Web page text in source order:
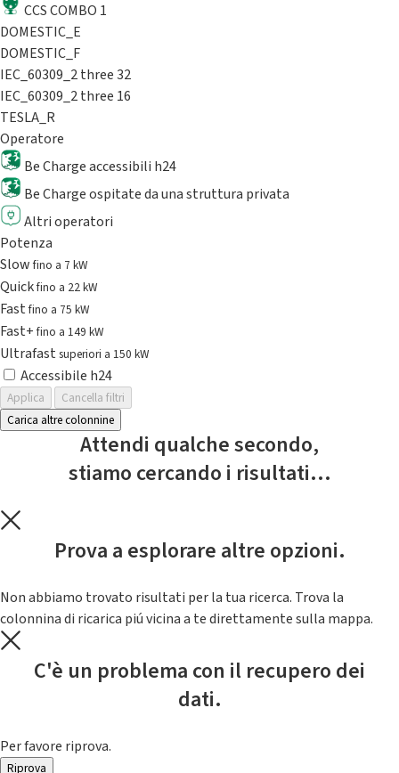
CCS COMBO 1
DOMESTIC_E
DOMESTIC_F
IEC_60309_2 three 32
IEC_60309_2 three 16
TESLA_R
Operatore
Be Charge accessibili h24
Be Charge ospitate da una struttura privata
Altri operatori
Potenza
Slowfino a 7 kW
Quickfino a 22 kW
Fastfino a 75 kW
Fast+fino a 149 kW
Ultrafast superiori a 150 kW
Accessibile h24
Applica
Cancella filtri
Carica altre colonnine
Attendi qualche secondo,
stiamo cercando i risultati...
Prova a esplorare altre opzioni.
Non abbiamo trovato risultati per la tua ricerca. Trova la
colonnina di ricarica piú vicina a te direttamente sulla mappa.
C'è un problema con il recupero dei
dati.
Per favore riprova.
Riprova